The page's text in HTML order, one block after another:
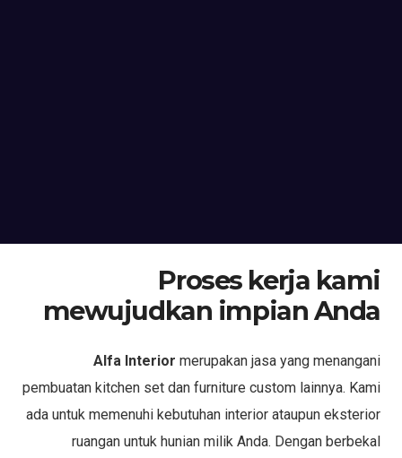
Proses kerja kami
mewujudkan impian Anda
Alfa Interior merupakan jasa yang menangani
pembuatan kitchen set dan furniture custom lainnya. Kami
ada untuk memenuhi kebutuhan interior ataupun eksterior
ruangan untuk hunian milik Anda. Dengan berbekal